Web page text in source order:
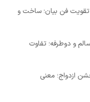
فن بیان؛ ساخت و
و دوطرفه؛ تفاوت
ازدواج؛ معنی